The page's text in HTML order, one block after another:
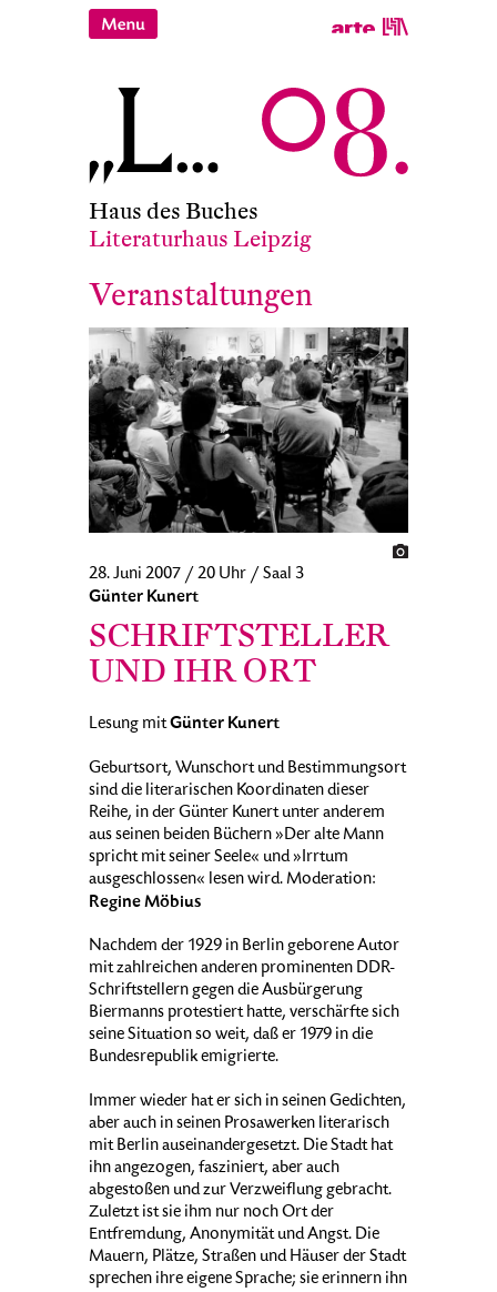
Haus des Buches
Literaturhaus Leipzig
Veranstaltungen
28. Juni 2007 / 20 Uhr / Saal 3
Günter Kunert
SCHRIFTSTELLER
UND IHR ORT
Lesung mitGünter Kunert
Geburtsort, Wunschort und Bestimmungsort
sind die literarischen Koordinaten dieser
Reihe, in der Günter Kunert unter anderem
aus seinen beiden Büchern »Der alte Mann
spricht mit seiner Seele« und »Irrtum
ausgeschlossen« lesen wird. Moderation:
Regine Möbius
Nachdem der 1929 in Berlin geborene Autor
mit zahlreichen anderen prominenten DDR-
Schriftstellern gegen die Ausbürgerung
Biermanns protestiert hatte, verschärfte sich
seine Situation so weit, daß er 1979 in die
Bundesrepublik emigrierte.
Immer wieder hat er sich in seinen Gedichten,
aber auch in seinen Prosawerken literarisch
mit Berlin auseinandergesetzt. Die Stadt hat
ihn angezogen, fasziniert, aber auch
abgestoßen und zur Verzweiflung gebracht.
Zuletzt ist sie ihm nur noch Ort der
Entfremdung, Anonymität und Angst. Die
Mauern, Plätze, Straßen und Häuser der Stadt
sprechen ihre eigene Sprache; sie erinnern ihn